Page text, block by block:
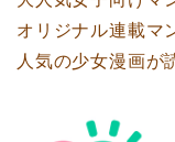
オリジナル連載マ
人気の少女漫画が